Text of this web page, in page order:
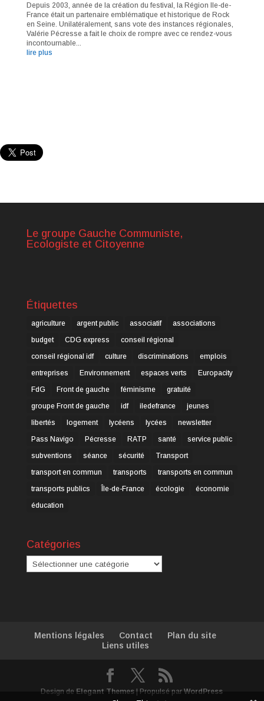
Depuis 2003, année de la création du festival, la Région Ile-de-
France était un partenaire emblématique et historique de Rock
en Seine. Unilatéralement, sans vote des instances régionales,
Valérie Pécresse a fait le choix de rompre avec ce rendez-vous
incontournable...
lire plus
Le groupe Gauche Communiste,
Ecologiste et Citoyenne
Étiquettes
agriculture argent public associatif
associations
budget
CDG express
conseil régional
conseil régional idf
culture discriminations
emplois
entreprises
Environnement espaces verts
Europacity
FdG
Front de gauche féminisme
gratuité
groupe Front de gauche
idf iledefrance
jeunes
libertés
logement lycéens lycées
newsletter
Pass Navigo
Pécresse RATP santé
service public
subventions
séance sécurité
Transport
transport en commun
transports
transports en commun
transports publics
Île-de-France écologie
économie
éducation
Catégories
Catégories
Mentions légales Contact
Plan du site
Liens utiles
Design de Elegant Themes | Propulsé parWordPress